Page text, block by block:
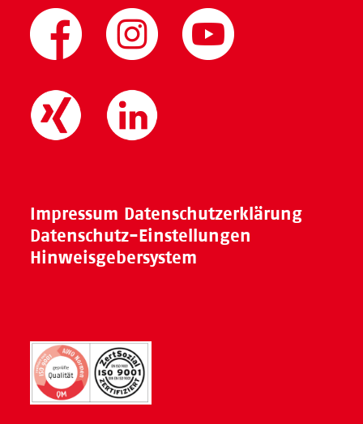
Impressum Datenschutzerklärung
Datenschutz-Einstellungen
Hinweisgebersystem